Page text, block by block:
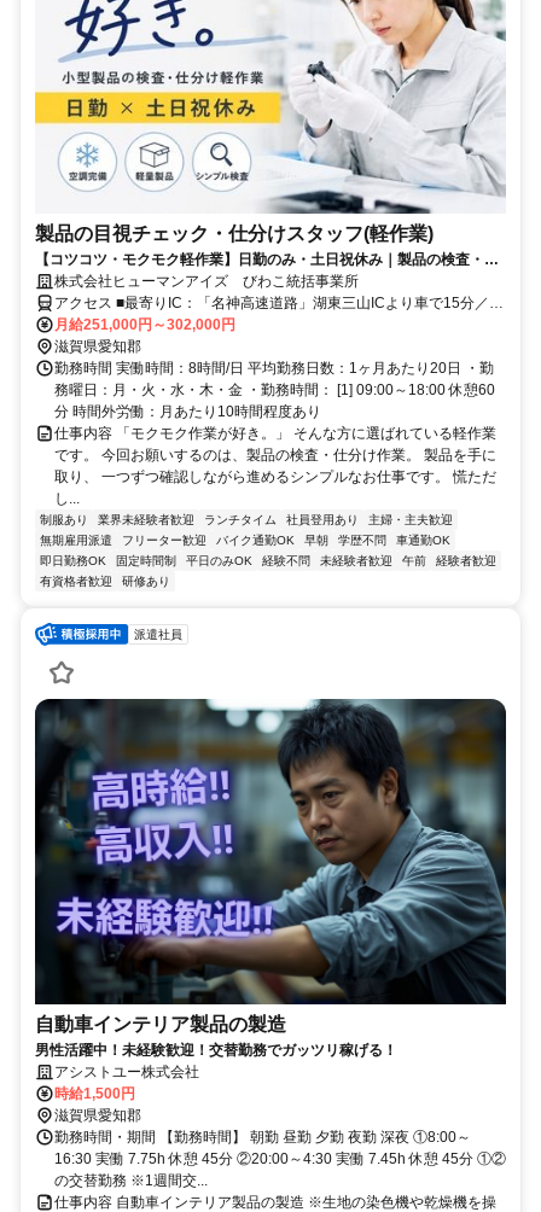
製品の目視チェック・仕分けスタッフ(軽作業)
【コツコツ・モクモク軽作業】日勤のみ・土日祝休み｜製品の検査・仕
分けスタッフ
株式会社ヒューマンアイズ びわこ統括事業所
アクセス ■最寄りIC：「名神高速道路」湖東三山ICより車で15分／八
日市ICより車で30分 ■最寄り駅：近江鉄道「愛知川駅」から車5分
月給251,000円～302,000円
滋賀県愛知郡
勤務時間 実働時間：8時間/日 平均勤務日数：1ヶ月あたり20日 ・勤
務曜日：月・火・水・木・金 ・勤務時間： [1] 09:00～18:00 休憩60
分 時間外労働：月あたり10時間程度あり
仕事内容 「モクモク作業が好き。」 そんな方に選ばれている軽作業
です。 今回お願いするのは、製品の検査・仕分け作業。 製品を手に
取り、 一つずつ確認しながら進めるシンプルなお仕事です。 慌ただ
し...
制服あり 業界未経験者歓迎 ランチタイム 社員登用あり
主婦・主夫歓迎
無期雇用派遣
フリーター歓迎 バイク通勤OK 早朝 学歴不問
車通勤OK
即日勤務OK
固定時間制 平日のみOK 経験不問 未経験者歓迎 午前
経験者歓迎
有資格者歓迎
研修あり
派遣社員
自動車インテリア製品の製造
男性活躍中！未経験歓迎！交替勤務でガッツリ稼げる！
アシストユー株式会社
時給1,500円
滋賀県愛知郡
勤務時間・期間 【勤務時間】 朝勤 昼勤 夕勤 夜勤 深夜 ①8:00～
16:30 実働 7.75h 休憩 45分 ②20:00～4:30 実働 7.45h 休憩 45分 ①②
の交替勤務 ※1週間交...
仕事内容 自動車インテリア製品の製造 ※生地の染色機や乾燥機を操